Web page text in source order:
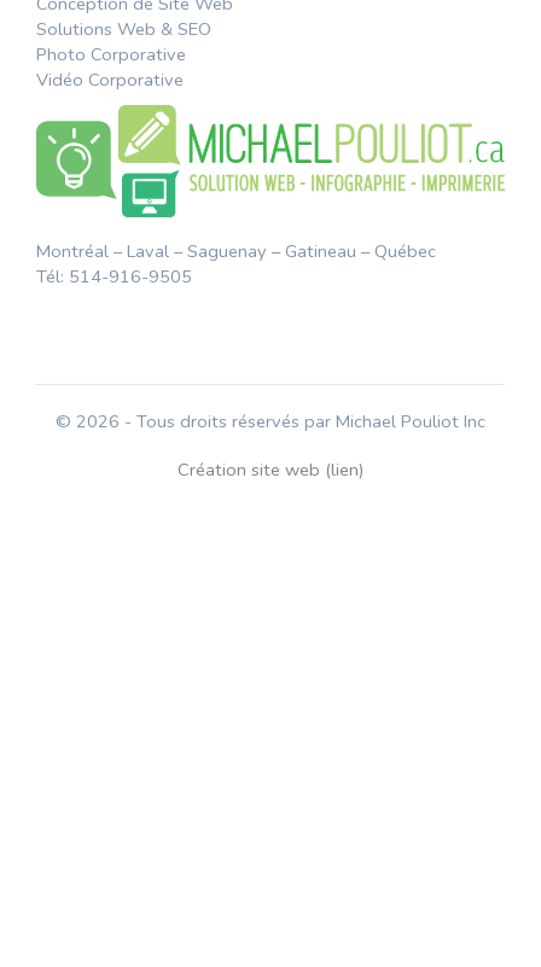
Solutions Web & SEO
Photo Corporative
Vidéo Corporative
Montréal – Laval – Saguenay – Gatineau – Québec
Tél: 514-916-9505
© 2026 - Tous droits réservés par Michael Pouliot Inc
Création site web (lien)